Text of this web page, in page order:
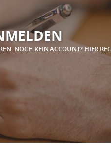
NOCH KEIN ACCOUNT? HIER